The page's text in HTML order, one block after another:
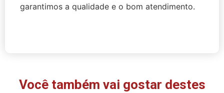
garantimos a qualidade e o bom atendimento.
Você também vai gostar destes